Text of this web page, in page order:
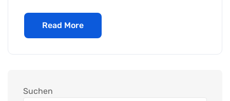
Read More
Suchen